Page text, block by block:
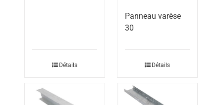
Détails
Panneau varèse
30
Détails